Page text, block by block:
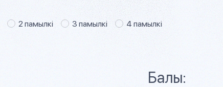
2 памылкі 3 памылкі
4 памылкі
Балы: